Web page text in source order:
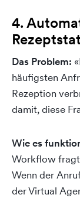
4.
Das Problem:
häufigsten
Rezeption
damit, diese
Wie es
Workflow fragt
Wenn der
der Virtual